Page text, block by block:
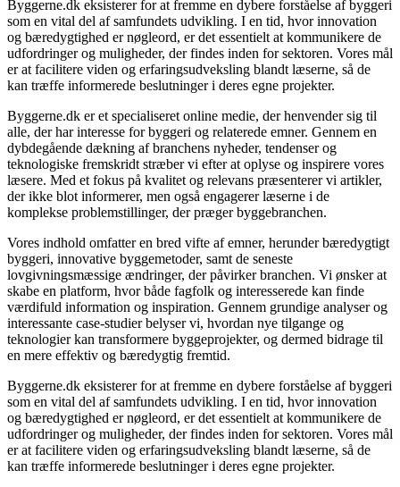
Byggerne.dk eksisterer for at fremme en dybere forståelse af byggeri
som en vital del af samfundets udvikling. I en tid, hvor innovation
og bæredygtighed er nøgleord, er det essentielt at kommunikere de
udfordringer og muligheder, der findes inden for sektoren. Vores mål
er at facilitere viden og erfaringsudveksling blandt læserne, så de
kan træffe informerede beslutninger i deres egne projekter.
Byggerne.dk er et specialiseret online medie, der henvender sig til
alle, der har interesse for byggeri og relaterede emner. Gennem en
dybdegående dækning af branchens nyheder, tendenser og
teknologiske fremskridt stræber vi efter at oplyse og inspirere vores
læsere. Med et fokus på kvalitet og relevans præsenterer vi artikler,
der ikke blot informerer, men også engagerer læserne i de
komplekse problemstillinger, der præger byggebranchen.
Vores indhold omfatter en bred vifte af emner, herunder bæredygtigt
byggeri, innovative byggemetoder, samt de seneste
lovgivningsmæssige ændringer, der påvirker branchen. Vi ønsker at
skabe en platform, hvor både fagfolk og interesserede kan finde
værdifuld information og inspiration. Gennem grundige analyser og
interessante case-studier belyser vi, hvordan nye tilgange og
teknologier kan transformere byggeprojekter, og dermed bidrage til
en mere effektiv og bæredygtig fremtid.
Byggerne.dk eksisterer for at fremme en dybere forståelse af byggeri
som en vital del af samfundets udvikling. I en tid, hvor innovation
og bæredygtighed er nøgleord, er det essentielt at kommunikere de
udfordringer og muligheder, der findes inden for sektoren. Vores mål
er at facilitere viden og erfaringsudveksling blandt læserne, så de
kan træffe informerede beslutninger i deres egne projekter.